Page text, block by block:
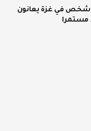
الفلسطيني: 42 ألف شخص في غزة يعانون
مستمرا